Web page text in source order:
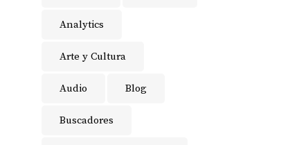
Analytics
Arte y Cultura
Audio Blog
Buscadores